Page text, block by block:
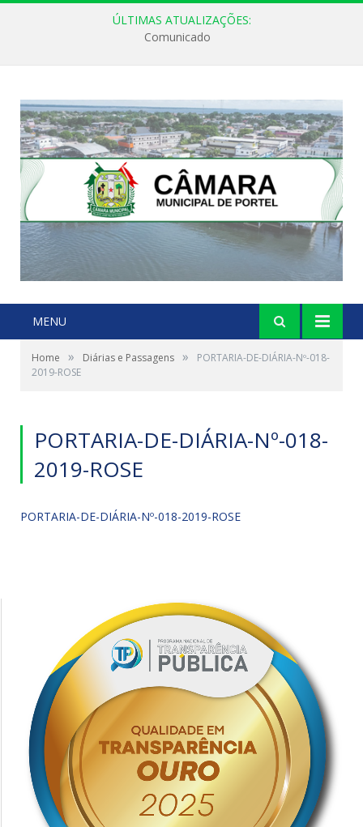
ÚLTIMAS ATUALIZAÇÕES:
Comunicado
MENU
Home » Diárias e Passagens »
PORTARIA-DE-DIÁRIA-Nº-018-
2019-ROSE
PORTARIA-DE-DIÁRIA-Nº-018-
2019-ROSE
PORTARIA-DE-DIÁRIA-Nº-018-2019-ROSE